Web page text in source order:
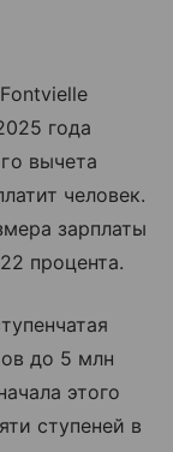
года
вычета
человек.
зарплаты
процента.
до 5 млн
этого
ступеней в